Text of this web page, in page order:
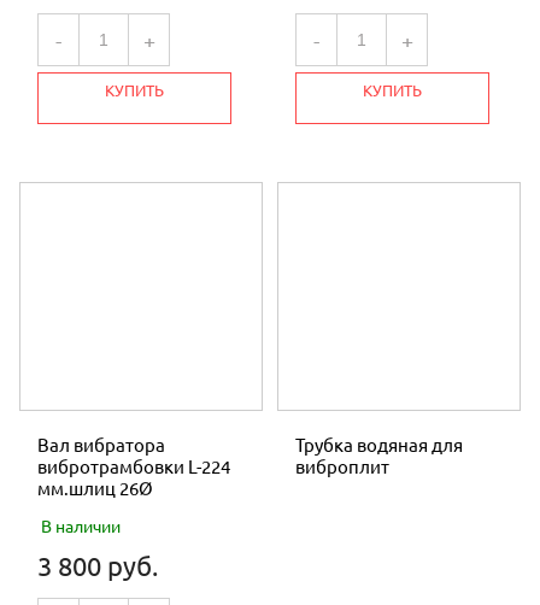
- +
КУПИТЬ
- +
КУПИТЬ
Вал вибратора
вибротрамбовки L-224
мм.шлиц 26Ø
В наличии
3 800 руб.
Трубка водяная для
виброплит